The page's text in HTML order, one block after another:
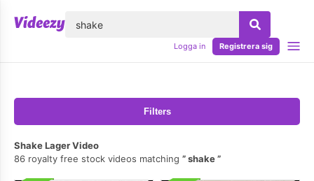
Logga in Registrera sig
Filters
Shake Lager Video
86 royalty free stock videos matching
shake